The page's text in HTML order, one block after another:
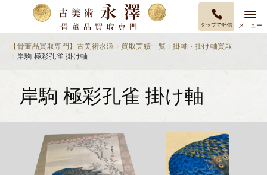
タップで発信 メニュー
【骨董品買取専門】古美術永澤 買取実績一覧
掛軸・掛け軸買取
岸駒 極彩孔雀 掛け軸
岸駒 極彩孔雀 掛け軸